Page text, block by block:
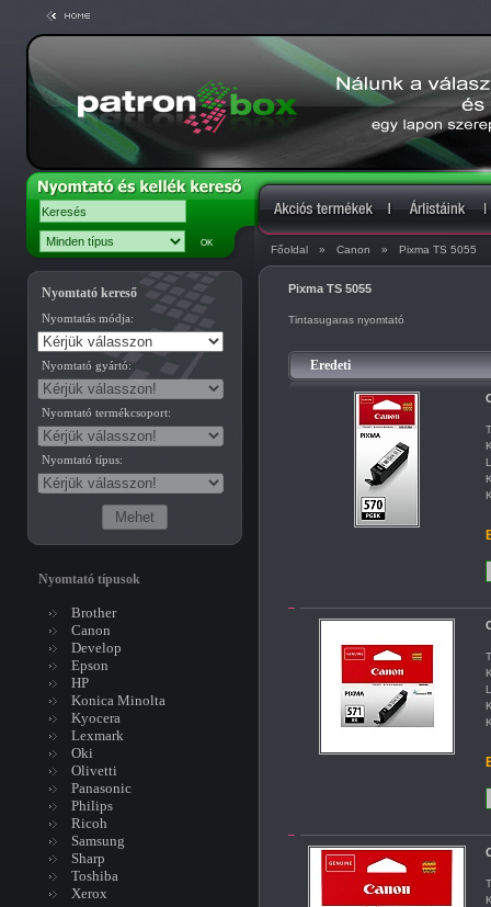
Főoldal » Canon » Pixma TS 5055
Nyomtató kereső
Nyomtatás módja:
Nyomtató gyártó:
Nyomtató termékcsoport:
Nyomtató típus:
Nyomtató típusok
Brother
Canon
Develop
Epson
HP
Konica Minolta
Kyocera
Lexmark
Oki
Olivetti
Panasonic
Philips
Ricoh
Samsung
Sharp
Toshiba
Xerox
Pixma TS 5055
Tintasugaras nyomtató
Eredeti